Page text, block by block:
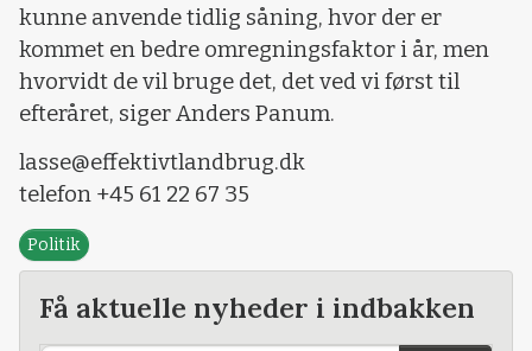
kunne anvende tidlig såning, hvor der er
kommet en bedre omregningsfaktor i år, men
hvorvidt de vil bruge det, det ved vi først til
efteråret, siger Anders Panum.
lasse@effektivtlandbrug.dk
telefon +45 61 22 67 35
Politik
Få aktuelle nyheder i indbakken